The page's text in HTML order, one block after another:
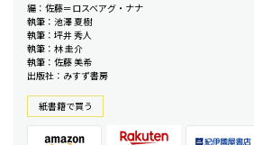
編：佐藤＝ロスベアグ・ナナ
執筆：池澤 夏樹
執筆：坪井 秀人
執筆：林 圭介
執筆：佐藤 美希
出版社：みすず書房
紙書籍で買う